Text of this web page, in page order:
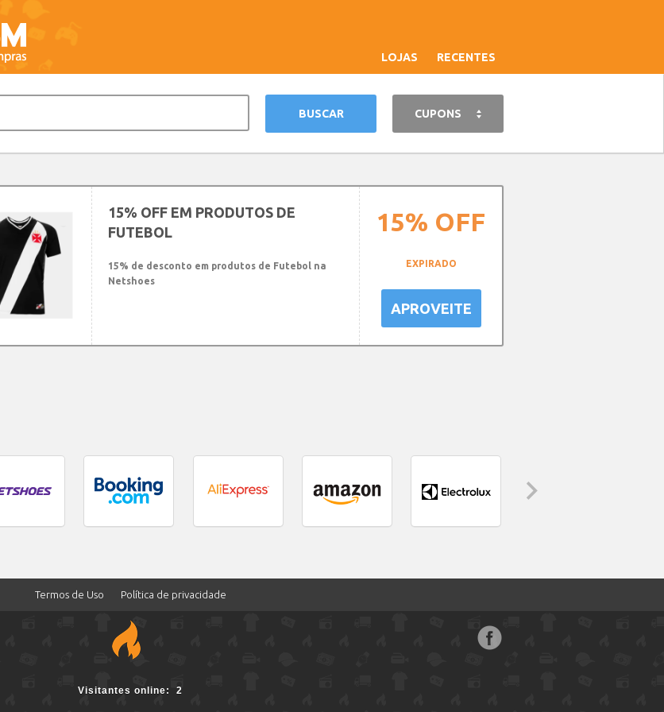
LOJAS RECENTES
CUPONS
15% OFF EM PRODUTOS DE
FUTEBOL
15% de desconto em produtos de Futebol na
Netshoes
15% OFF
EXPIRADO
APROVEITE
Termos de Uso Política de privacidade
2